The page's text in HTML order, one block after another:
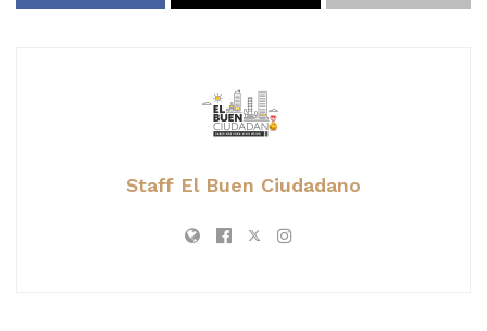
Staff El Buen Ciudadano